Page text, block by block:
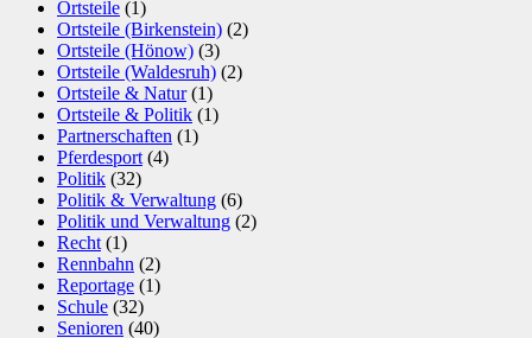
Ortsteile (1)
Ortsteile (Birkenstein) (2)
Ortsteile (Hönow) (3)
Ortsteile (Waldesruh) (2)
Ortsteile & Natur(1)
Ortsteile & Politik (1)
Partnerschaften (1)
Pferdesport (4)
Politik (32)
Politik & Verwaltung (6)
Politik und Verwaltung (2)
Recht (1)
Rennbahn (2)
Reportage (1)
Schule (32)
Senioren (40)